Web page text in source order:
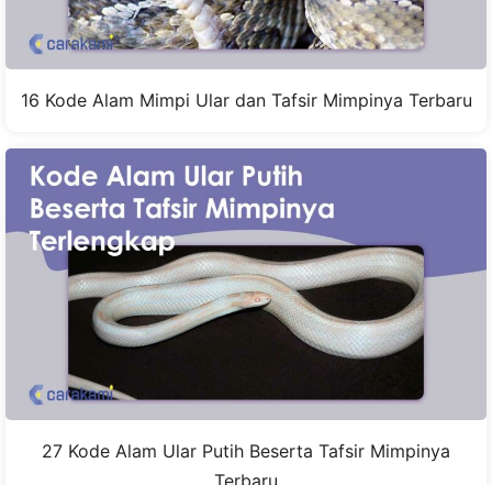
16 Kode Alam Mimpi Ular dan Tafsir Mimpinya Terbaru
27 Kode Alam Ular Putih Beserta Tafsir Mimpinya
Terbaru